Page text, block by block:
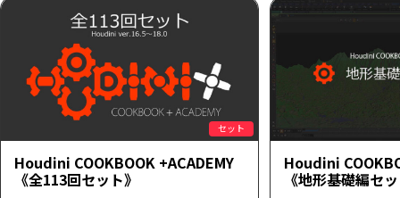
セット
Houdini COOKBOOK +ACADEMY
《全113回セット》
Houdini
《地形基礎編セ